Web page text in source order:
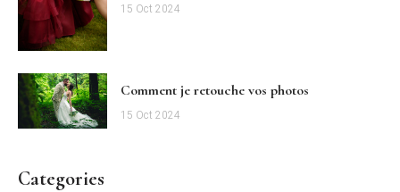
15 Oct 2024
Comment je retouche vos photos
15 Oct 2024
Categories